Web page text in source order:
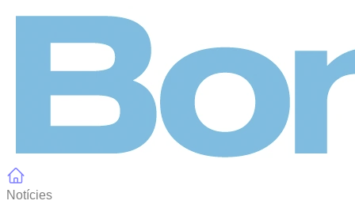
Notícies